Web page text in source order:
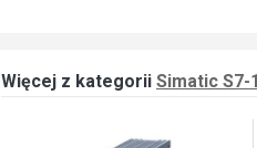
Więcej z kategorii Simatic S7-